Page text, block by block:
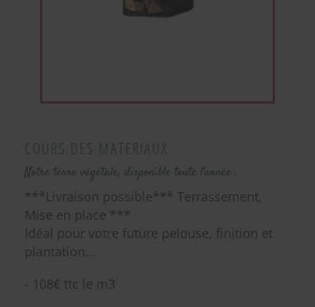
COURS DES MATERIAUX
Notre terre végétale, disponible toute l'année :
***Livraison possible*** Terrassement,
Mise en place ***
Idéal pour votre future pelouse, finition et
plantation...
- 108€ ttc le m3